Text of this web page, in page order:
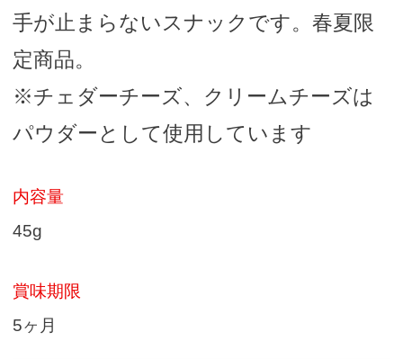
手が止まらないスナックです。春夏限
定商品。
※チェダーチーズ、クリームチーズは
パウダーとして使用しています
内容量
45g
賞味期限
5ヶ月